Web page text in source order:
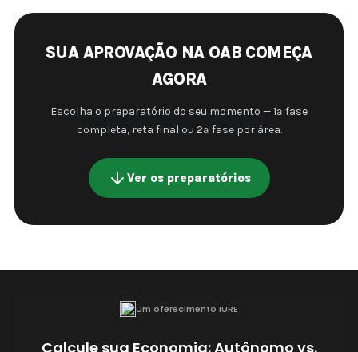
SUA APROVAÇÃO NA OAB COMEÇA
AGORA
Escolha o preparatório do seu momento — 1ª fase
completa, reta final ou 2ª fase por área.
Ver os preparatórios